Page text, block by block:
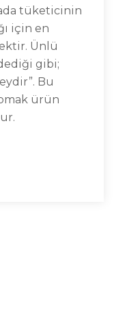
tüketicinin
için en
Ünlü
gibi;
Bu
ürün